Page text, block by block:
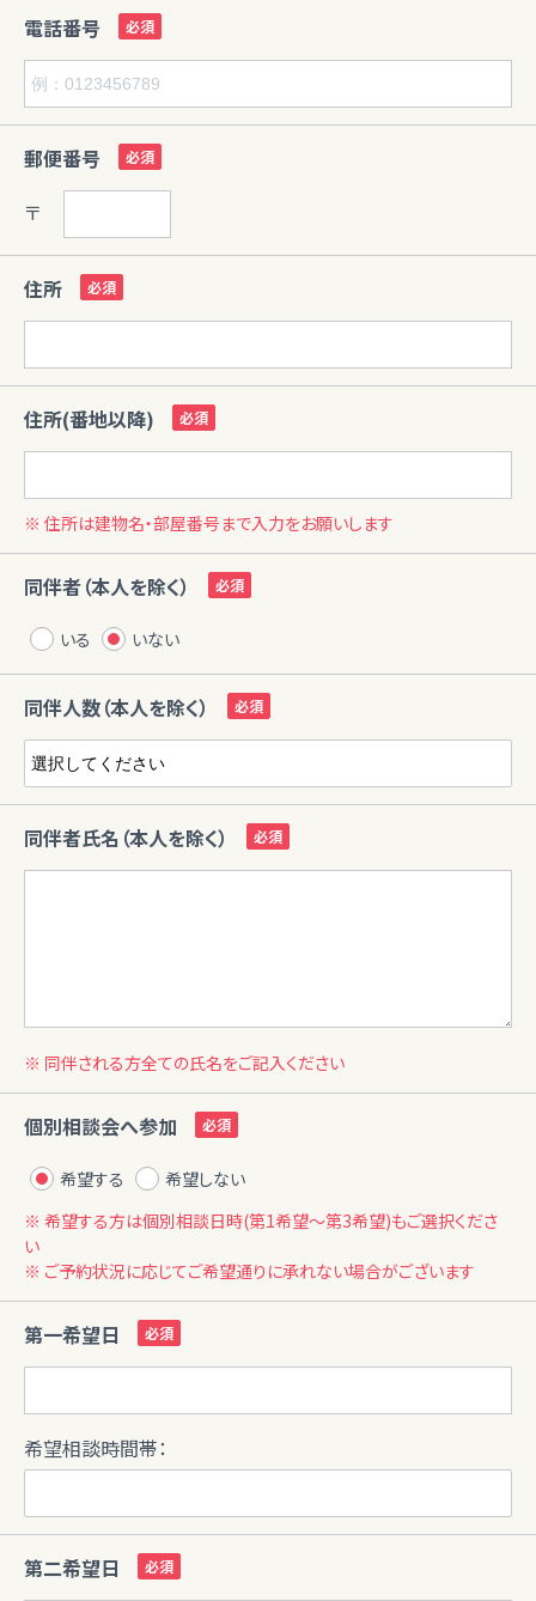
電話番号
郵便番号
〒
住所
住所(番地以降)
※ 住所は建物名・部屋番号まで入力をお願いします
同伴者（本人を除く）
いる いない
同伴人数（本人を除く）
同伴者氏名（本人を除く）
※ 同伴される方全ての氏名をご記入ください
個別相談会へ参加
希望する
希望しない
※ 希望する方は個別相談日時(第1希望〜第3希望)もご選択くださ
い
※ ご予約状況に応じてご希望通りに承れない場合がございます
第一希望日
希望相談時間帯：
第二希望日